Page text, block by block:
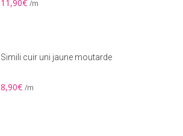
11,90€ /m
Simili cuir uni jaune moutarde
8,90€ /m